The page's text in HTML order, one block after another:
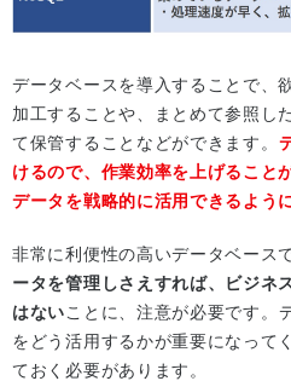
データベースを導入することで、
加工することや、まとめて参照し
て保管することなどができます。
けるので、作業効率を上げること
データを戦略的に活用できるよう
非常に利便性の高いデータベース
ータを管理しさえすれば、ビジネ
はないことに、注意が必要です。
をどう活用するかが重要になって
ておく必要があります。